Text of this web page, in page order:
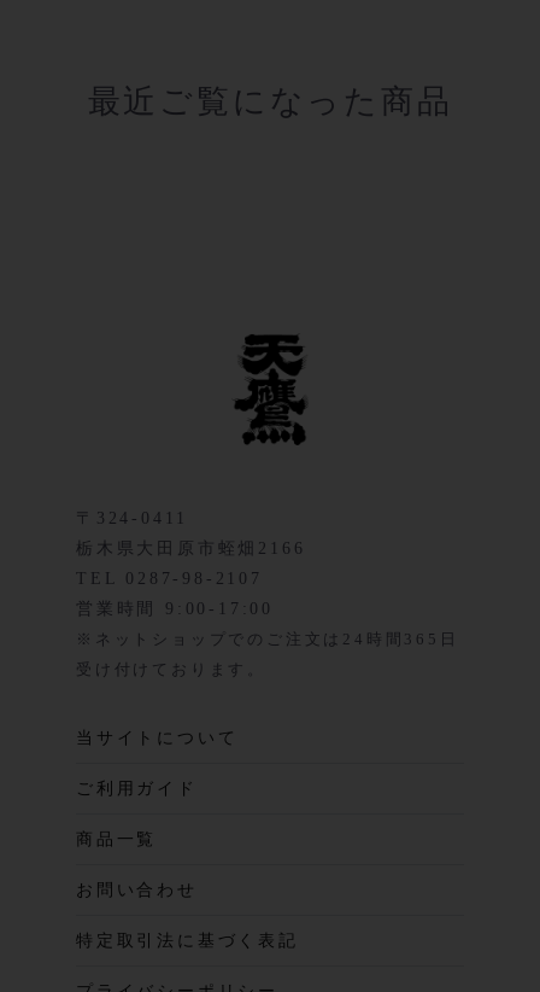
最近ご覧になった商品
〒324-0411
栃木県大田原市蛭畑2166
TEL 0287-98-2107
営業時間 9:00-17:00
※ネットショップでのご注文は24時間365日
受け付けております。
当サイトについて
ご利用ガイド
商品一覧
お問い合わせ
特定取引法に基づく表記